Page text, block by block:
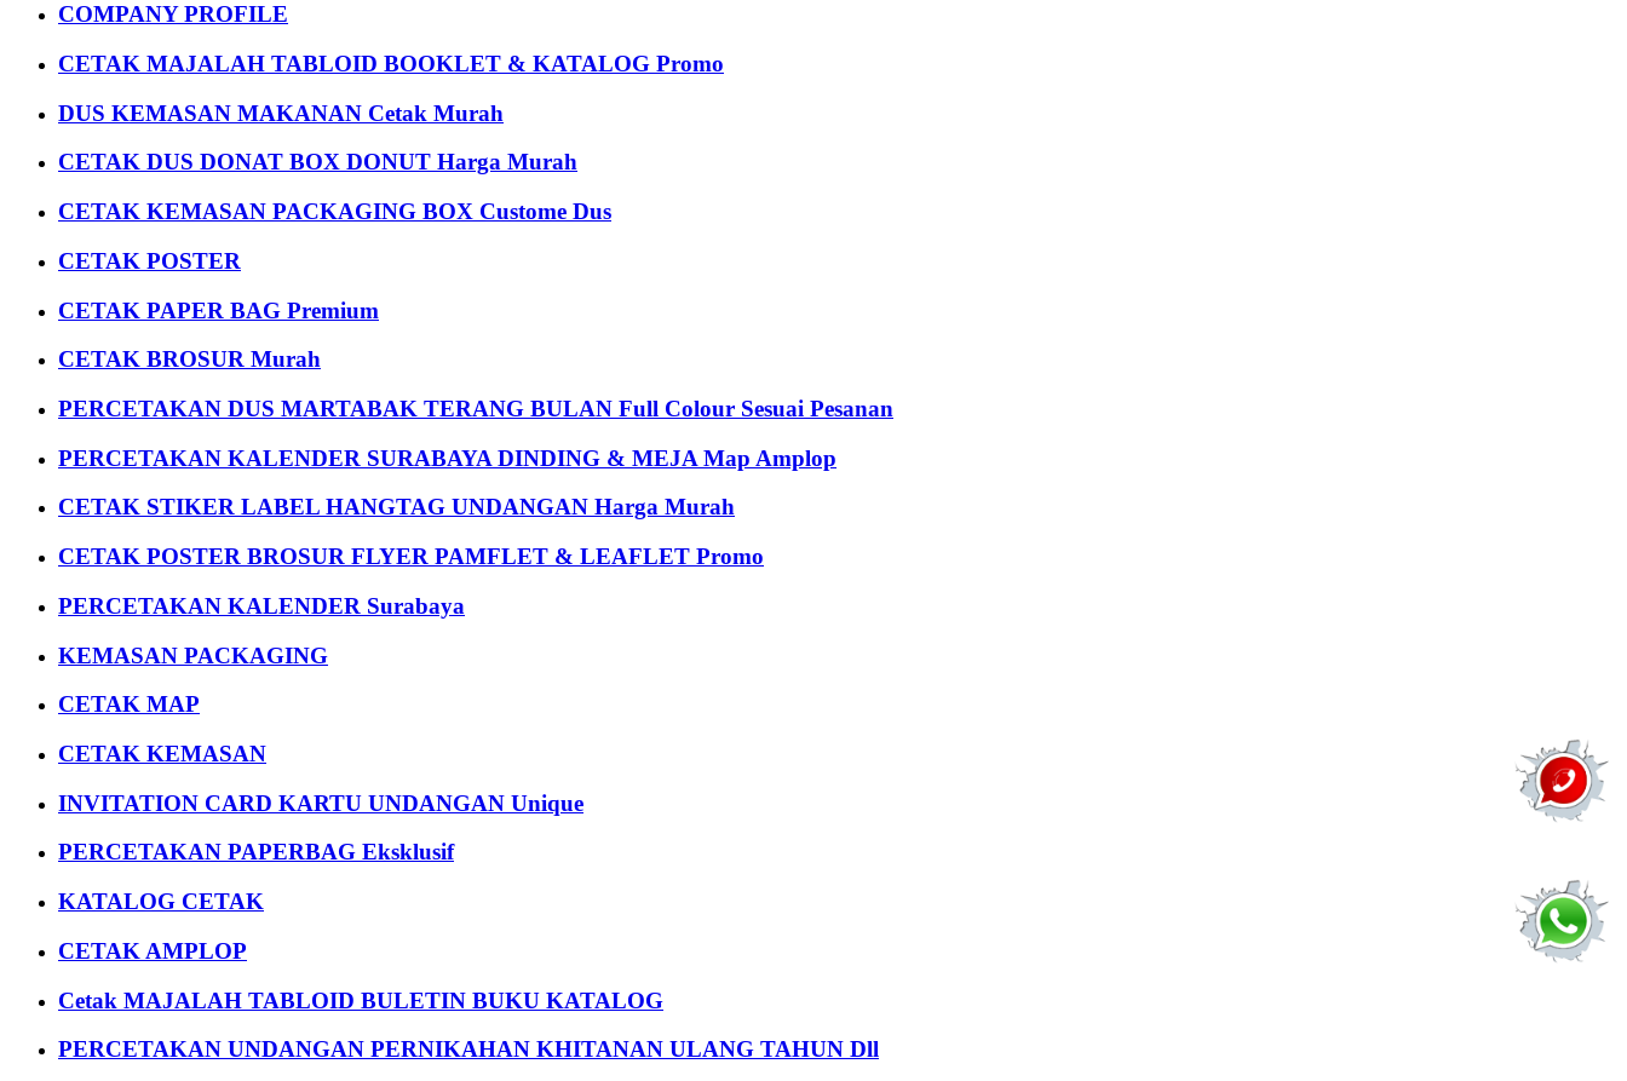
COMPANY PROFILE
CETAK MAJALAH TABLOID BOOKLET & KATALOG Promo
DUS KEMASAN MAKANAN Cetak Murah
CETAK DUS DONAT BOX DONUT Harga Murah
CETAK KEMASAN PACKAGING BOX Custome Dus
CETAK POSTER
CETAK PAPER BAG Premium
CETAK BROSUR Murah
PERCETAKAN DUS MARTABAK TERANG BULAN Full Colour Sesuai Pesanan
PERCETAKAN KALENDER SURABAYA DINDING & MEJA Map Amplop
CETAK STIKER LABEL HANGTAG UNDANGAN Harga Murah
CETAK POSTER BROSUR FLYER PAMFLET & LEAFLET Promo
PERCETAKAN KALENDER Surabaya
KEMASAN PACKAGING
CETAK MAP
CETAK KEMASAN
INVITATION CARD KARTU UNDANGAN Unique
PERCETAKAN PAPERBAG Eksklusif
KATALOG CETAK
CETAK AMPLOP
Cetak MAJALAH TABLOID BULETIN BUKU KATALOG
PERCETAKAN UNDANGAN PERNIKAHAN KHITANAN ULANG TAHUN Dll